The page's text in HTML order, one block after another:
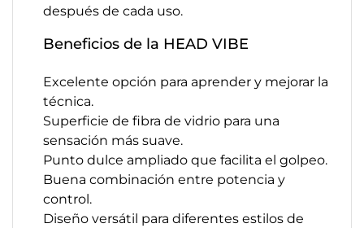
después de cada uso.
Beneficios de la HEAD VIBE
Excelente opción para aprender y mejorar la
técnica.
Superficie de fibra de vidrio para una
sensación más suave.
Punto dulce ampliado que facilita el golpeo.
Buena combinación entre potencia y
control.
Diseño versátil para diferentes estilos de